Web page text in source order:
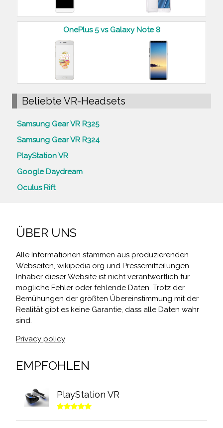
OnePlus 5 vs Galaxy Note 8
Beliebte VR-Headsets
Samsung Gear VR R325
Samsung Gear VR R324
PlayStation VR
Google Daydream
Oculus Rift
ÜBER UNS
Alle Informationen stammen aus produzierenden
Webseiten, wikipedia.org und Pressemitteilungen.
Inhaber dieser Website ist nicht verantwortlich für
mögliche Fehler oder fehlende Daten. Trotz der
Bemühungen der größten Übereinstimmung mit der
Realität gibt es keine Garantie, dass alle Daten wahr
sind.
Privacy policy
EMPFOHLEN
PlayStation VR